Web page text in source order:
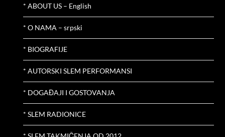
* ABOUT US – English
* O NAMA – srpski
* BIOGRAFIJE
* AUTORSKI SLEM PERFORMANSI
* DOGAĐAJI I GOSTOVANJA
* SLEM RADIONICE